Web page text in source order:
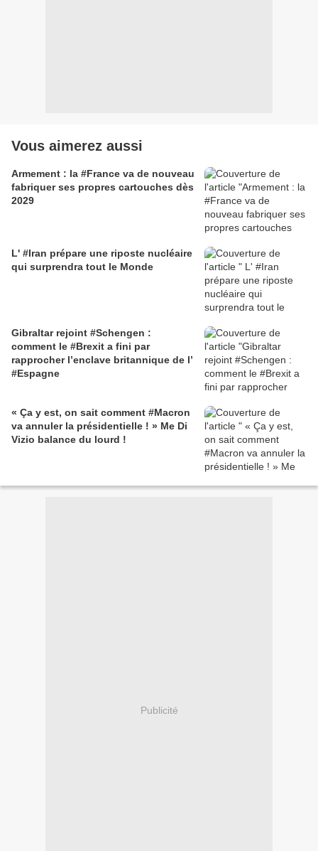
Vous aimerez aussi
Armement : la #France va de nouveau
fabriquer ses propres cartouches dès
2029
L' #Iran prépare une riposte nucléaire
qui surprendra tout le Monde
Gibraltar rejoint #Schengen :
comment le #Brexit a fini par
rapprocher l’enclave britannique de l’
#Espagne
« Ça y est, on sait comment #Macron
va annuler la présidentielle ! » Me Di
Vizio balance du lourd !
Publicité